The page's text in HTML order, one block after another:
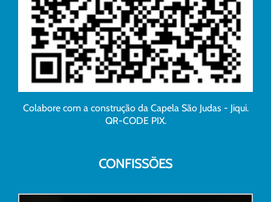
Colabore com a construção da Capela São Judas - Jiqui.
QR-CODE PIX.
CONFISSÕES